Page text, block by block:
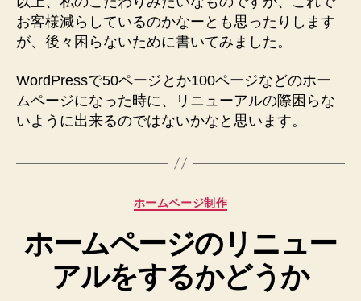
お客様減らしているのかなーとも思ったりします
が、後々困らないために書いてみました。
WordPressで50ページとか100ページなどのホー
ムページになった時に、リニューアルの際困らな
いように出来るのではないかなと思います。
カ
ゴ
リ
ー
ホームページ制作
ホームページのリニュー
アルをするかどうか